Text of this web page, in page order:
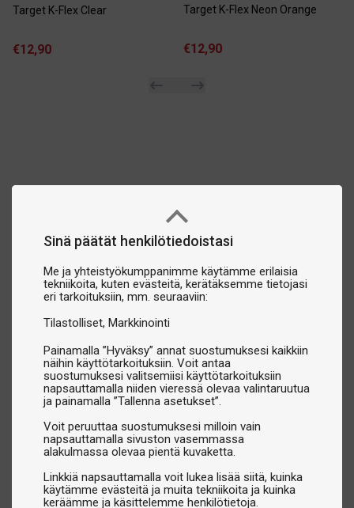
Sinä päätät henkilötiedoistasi
Me ja yhteistyökumppanimme käytämme erilaisia
tekniikoita, kuten evästeitä, kerätäksemme tietojasi
eri tarkoituksiin, mm. seuraaviin:
Tilastolliset Markkinointi
Painamalla ”Hyväksy” annat suostumuksesi kaikkiin
näihin käyttötarkoituksiin. Voit antaa
suostumuksesi valitsemiisi käyttötarkoituksiin
napsauttamalla niiden vieressä olevaa valintaruutua
ja painamalla ”Tallenna asetukset”.
Voit peruuttaa suostumuksesi milloin vain
napsauttamalla sivuston vasemmassa
alakulmassa olevaa pientä kuvaketta.
Linkkiä napsauttamalla voit lukea lisää siitä, kuinka
käytämme evästeitä ja muita tekniikoita ja kuinka
Target K-Flex Clear
€12,90
Target K-Flex Neon Orange
€12,90